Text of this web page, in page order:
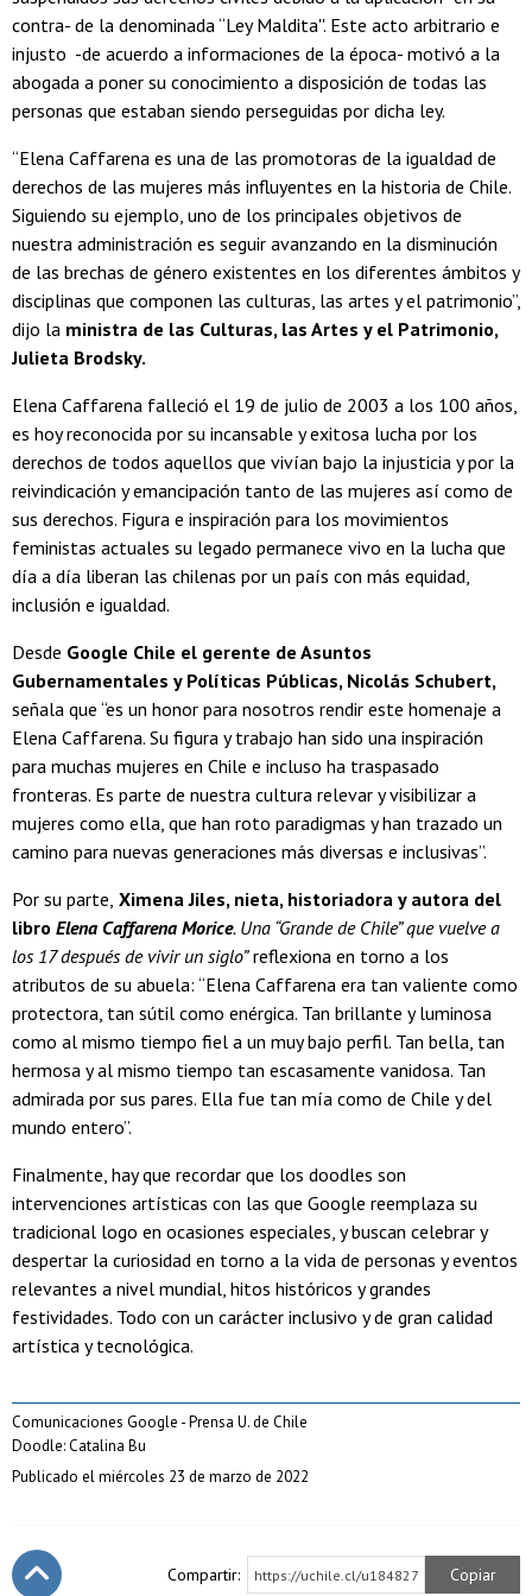
contra- de la denominada “Ley Maldita''. Este acto arbitrario e
injusto -de acuerdo a informaciones de la época- motivó a la
abogada a poner su conocimiento a disposición de todas las
personas que estaban siendo perseguidas por dicha ley.
“Elena Caffarena es una de las promotoras de la igualdad de
derechos de las mujeres más influyentes en la historia de Chile.
Siguiendo su ejemplo, uno de los principales objetivos de
nuestra administración es seguir avanzando en la disminución
de las brechas de género existentes en los diferentes ámbitos y
disciplinas que componen las culturas, las artes y el patrimonio”,
dijo la ministra de las Culturas, las Artes y el Patrimonio,
Julieta Brodsky.
Elena Caffarena falleció el 19 de julio de 2003 a los 100 años,
es hoy reconocida por su incansable y exitosa lucha por los
derechos de todos aquellos que vivían bajo la injusticia y por la
reivindicación y emancipación tanto de las mujeres así como de
sus derechos. Figura e inspiración para los movimientos
feministas actuales su legado permanece vivo en la lucha que
día a día liberan las chilenas por un país con más equidad,
inclusión e igualdad.
Desde Google Chile el gerente de Asuntos
Gubernamentales y Políticas Públicas, Nicolás Schubert,
señala que “es un honor para nosotros rendir este homenaje a
Elena Caffarena. Su figura y trabajo han sido una inspiración
para muchas mujeres en Chile e incluso ha traspasado
fronteras. Es parte de nuestra cultura relevar y visibilizar a
mujeres como ella, que han roto paradigmas y han trazado un
camino para nuevas generaciones más diversas e inclusivas”.
Por su parte, Ximena Jiles, nieta, historiadora y autora del
libro Elena Caffarena Morice. Una “Grande de Chile” que vuelve a
los 17 después de vivir un siglo”reflexiona en torno a los
atributos de su abuela: “Elena Caffarena era tan valiente como
protectora, tan sútil como enérgica. Tan brillante y luminosa
como al mismo tiempo fiel a un muy bajo perfil. Tan bella, tan
hermosa y al mismo tiempo tan escasamente vanidosa. Tan
admirada por sus pares. Ella fue tan mía como de Chile y del
mundo entero”.
Finalmente, hay que recordar que los doodles son
intervenciones artísticas con las que Google reemplaza su
tradicional logo en ocasiones especiales, y buscan celebrar y
despertar la curiosidad en torno a la vida de personas y eventos
relevantes a nivel mundial, hitos históricos y grandes
festividades. Todo con un carácter inclusivo y de gran calidad
artística y tecnológica.
Comunicaciones Google - Prensa U. de Chile
Doodle: Catalina Bu
Publicado el miércoles 23 de marzo de 2022
Compartir: https://uchile.cl/u184827 Copiar